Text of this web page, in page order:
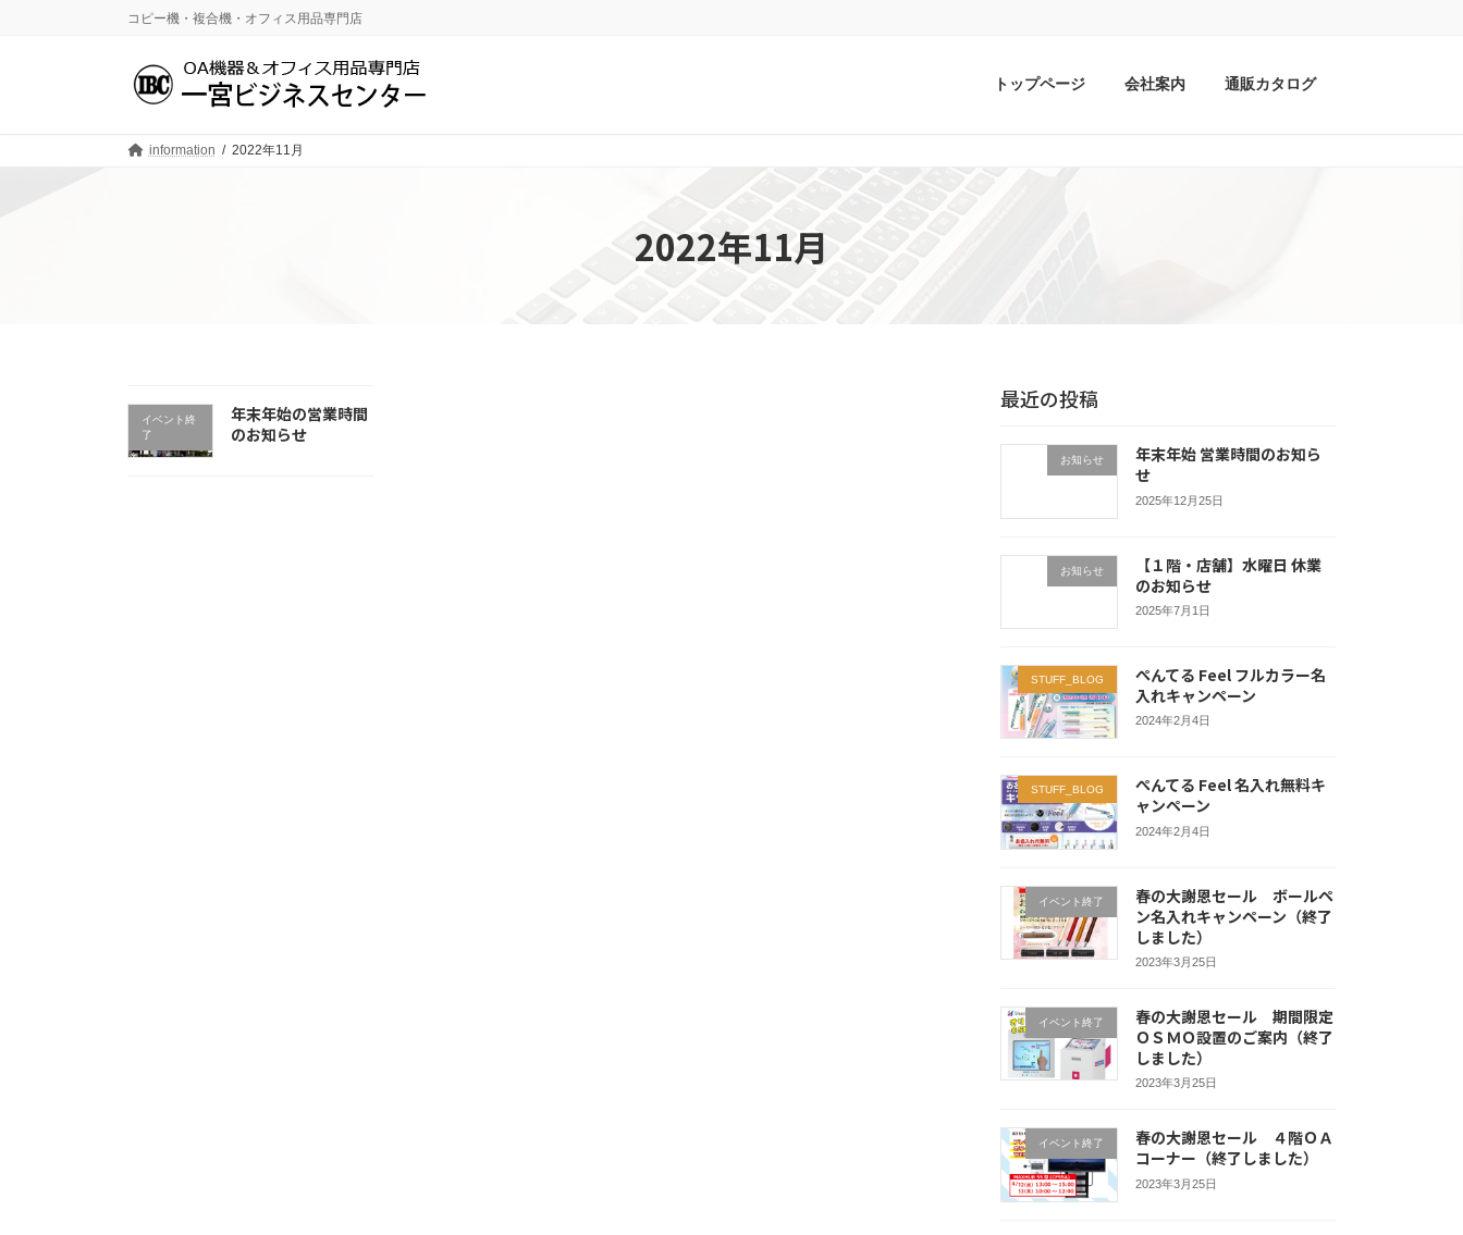
コピー機・複合機・オフィス用品専門店
トップページ 会社案内 通販カタログ
information 2022年11月
2022年11月
イベント終
了
年末年始の営業時間
のお知らせ
最近の投稿
お知らせ
年末年始 営業時間のお知ら
せ
2025年12月25日
お知らせ
【１階・店舗】水曜日 休業
のお知らせ
2025年7月1日
STUFF_BLOG
ぺんてる Feel フルカラー名
入れキャンペーン
2024年2月4日
STUFF_BLOG
ぺんてる Feel 名入れ無料キ
ャンペーン
2024年2月4日
イベント終了
春の大謝恩セール ボールペ
ン名入れキャンペーン（終了
しました）
2023年3月25日
イベント終了
春の大謝恩セール 期間限定
ＯＳＭＯ設置のご案内（終了
しました）
2023年3月25日
イベント終了
春の大謝恩セール ４階ＯＡ
コーナー（終了しました）
2023年3月25日